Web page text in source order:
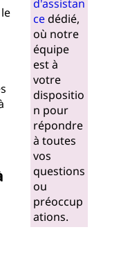
d'assistan
cedédié,
où notre
équipe
est à
votre
dispositio
n pour
répondre
à toutes
vos
questions
ou
préoccup
ations.